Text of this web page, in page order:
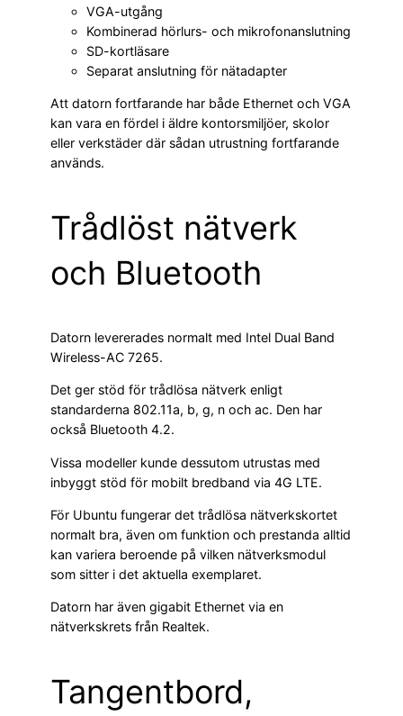
VGA-utgång
Kombinerad hörlurs- och mikrofonanslutning
SD-kortläsare
Separat anslutning för nätadapter
Att datorn fortfarande har både Ethernet och VGA
kan vara en fördel i äldre kontorsmiljöer, skolor
eller verkstäder där sådan utrustning fortfarande
används.
Trådlöst nätverk
och Bluetooth
Datorn levererades normalt med Intel Dual Band
Wireless-AC 7265.
Det ger stöd för trådlösa nätverk enligt
standarderna 802.11a, b, g, n och ac. Den har
också Bluetooth 4.2.
Vissa modeller kunde dessutom utrustas med
inbyggt stöd för mobilt bredband via 4G LTE.
För Ubuntu fungerar det trådlösa nätverkskortet
normalt bra, även om funktion och prestanda alltid
kan variera beroende på vilken nätverksmodul
som sitter i det aktuella exemplaret.
Datorn har även gigabit Ethernet via en
nätverkskrets från Realtek.
Tangentbord,